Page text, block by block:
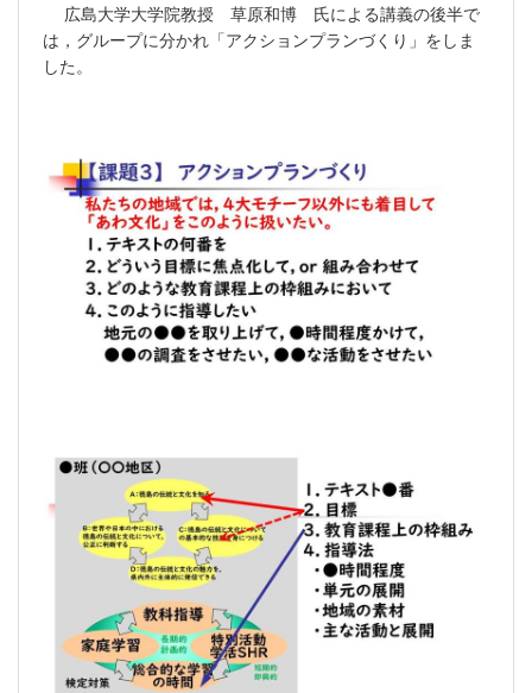
広島大学大学院教授 草原和博 氏による講義の後半で
は，グループに分かれ「アクションプランづくり」をしま
した。